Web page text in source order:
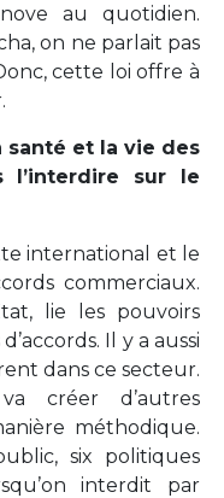
au quotidien.
on ne parlait pas
cette loi offre à
santé et la vie des
l’interdire sur le
international et le
commerciaux.
lie les pouvoirs
Il y a aussi
dans ce secteur.
créer d’autres
méthodique.
six politiques
interdit par